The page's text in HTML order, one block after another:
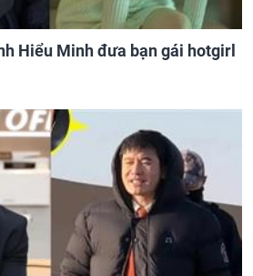
Hiểu Minh đưa bạn gái hotgirl